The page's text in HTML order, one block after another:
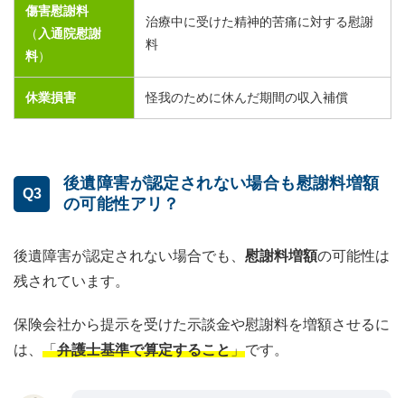
傷害慰謝料
（ 入通院慰謝
料）
治療中に受けた精神的苦痛に対する慰謝
料
休業損害 怪我のために休んだ期間の収入補償
Q3
後遺障害が認定されない場合も慰謝料増額
の可能性アリ？
後遺障害が認定されない場合でも、 慰謝料増額の可能性は
残されています。
保険会社から提示を受けた示談金や慰謝料を増額させるに
は、 「弁護士基準で算定すること」です。